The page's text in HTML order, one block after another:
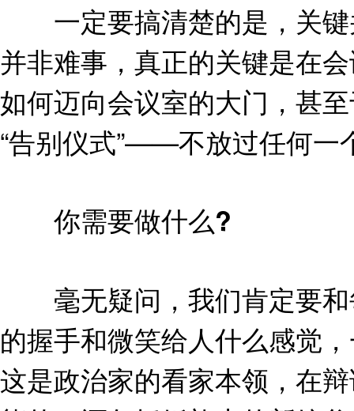
一定要搞清楚的是，关键
并非难事，真正的关键是在
如何迈向会议室的大门，甚
“告别仪式”——不放过任何一
你需要做什么?
毫无疑问，我们肯定要和
的握手和微笑给人什么感觉
这是政治家的看家本领，在